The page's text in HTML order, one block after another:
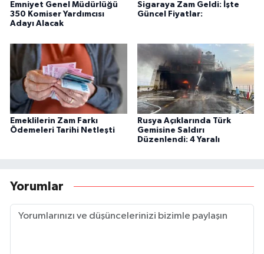
Emniyet Genel Müdürlüğü
350 Komiser Yardımcısı
Adayı Alacak
Sigaraya Zam Geldi: İşte
Güncel Fiyatlar:
Emeklilerin Zam Farkı
Ödemeleri Tarihi Netleşti
Rusya Açıklarında Türk
Gemisine Saldırı
Düzenlendi: 4 Yaralı
Yorumlar